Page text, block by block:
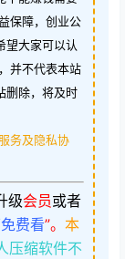
保障，创业公
望大家可以认
并不代表本站
删除，将及时
服务及隐私协
级会员或者
费看”。 本
压缩软件不